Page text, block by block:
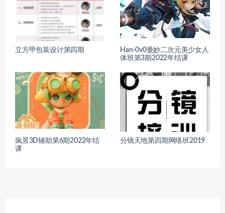
立方甲包装设计第四期
Han-0v0曼妙二次元美少女人
体班第3期2022年结课
疯景3D辅助第6期2022年结
课
分镜天地第四期网络班2019